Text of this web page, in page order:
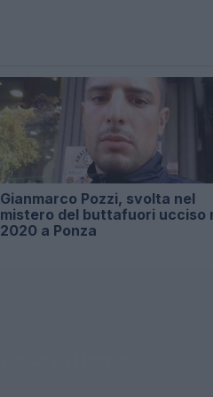
Gianmarco Pozzi, svolta nel
mistero del buttafuori ucciso
2020 a Ponza